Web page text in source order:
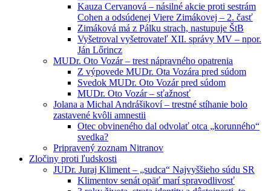
Kauza Cervanová – násilné akcie proti sestrám
Cohen a odsúdenej Viere Zimákovej – 2. časť
Zimáková má z Pálku strach, nastupuje ŠtB
Vyšetroval vyšetrovateľ XII. správy MV – npor.
Ján Lőrincz
MUDr. Oto Vozár – trest nápravného opatrenia
Z výpovede MUDr. Ota Vozára pred súdom
Svedok MUDr. Oto Vozár pred súdom
MUDr. Oto Vozár – sťažnosť
Jolana a Michal Andrášikoví – trestné stíhanie bolo
zastavené kvôli amnestii
Otec obvineného dal odvolať otca „korunného“
svedka?
Pripravený zoznam Nitranov
Zločiny proti ľudskosti
JUDr. Juraj Kliment – „sudca“ Najvyššieho súdu SR
Klimentov senát opäť marí spravodlivosť